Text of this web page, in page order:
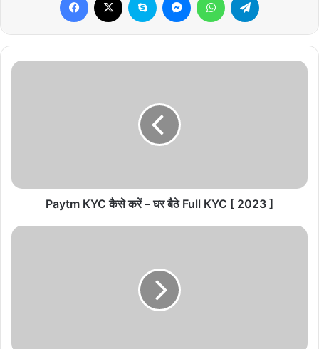
Paytm
KYC
]
Paytm KYC कैसे करें – घर बैठे Full KYC [ 2023 ]
ICICI